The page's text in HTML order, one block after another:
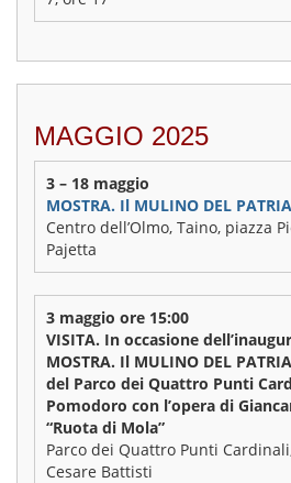
MAGGIO 2025
3 – 18 maggio
MOSTRA. Il MULINO DEL
Centro dell’Olmo, Taino, piazza
Pajetta
3 maggio ore 15:00
VISITA. In occasione
MOSTRA. Il MULINO DEL
del Parco dei Quattro Punti
Pomodoro con l’opera di
“Ruota di Mola”
Parco dei Quattro Punti
Cesare Battisti